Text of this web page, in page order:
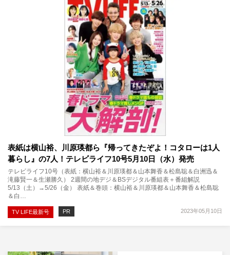
表紙は横山裕、川原瑛都ら『帰ってきたぞよ！コタローは1人
暮らし』の7人！テレビライフ10号5月10日（水）発売
テレビライフ10号（表紙：横山裕＆川原瑛都＆山本舞香＆松島聡＆白洲迅＆
滝藤賢一＆生瀬勝久） 2週間の地デジ＆BSデジタル番組表＋番組解説
5/13（土）→5/26（金） 表紙＆巻頭：横山裕＆川原瑛都＆山本舞香＆松島聡
＆白…
2023年05月10日
TV LIFE最新号 PR